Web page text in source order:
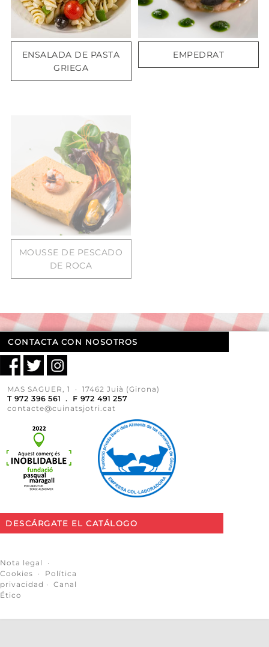
ENSALADA DE PASTA
GRIEGA
EMPEDRAT
MOUSSE DE PESCADO
DE ROCA
CONTACTA CON NOSOTROS
MAS SAGUER, 1 · 17462 Juià (Girona)
T 972 396 561 . F 972 491 257
contacte@cuinatsjotri.cat
DESCÁRGATE EL CATÁLOGO
Nota legal
·
Cookies · Política
privacidad · Canal
Ético